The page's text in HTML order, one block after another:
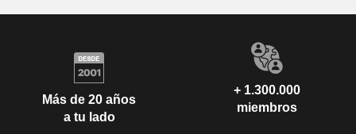
Más de 20 años
a tu lado
+ 1.300.000
miembros